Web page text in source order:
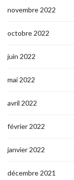
novembre 2022
octobre 2022
juin 2022
mai 2022
avril 2022
février 2022
janvier 2022
décembre 2021